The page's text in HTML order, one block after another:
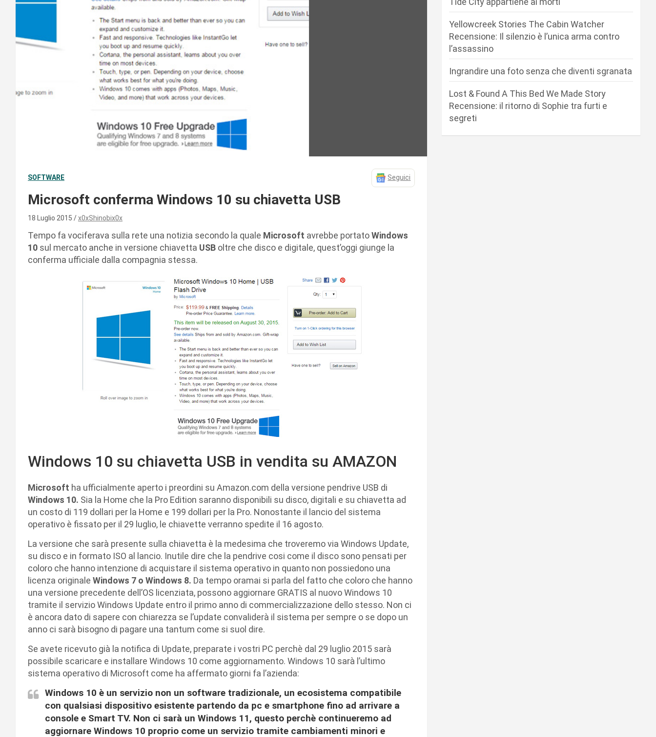
SOFTWARE Seguici
Microsoft conferma Windows 10 su chiavetta USB
18 Luglio 2015 x0xShinobix0x
Tempo fa vociferava sulla rete una notizia secondo la quale Microsoft avrebbe portatoWindows
10 sul mercato anche in versione chiavetta USB oltre che disco e digitale, quest’oggi giunge la
conferma ufficiale dalla compagnia stessa.
Windows 10 su chiavetta USB in vendita su AMAZON
Microsoft ha ufficialmente aperto i preordini su Amazon.com della versione pendrive USB di
Windows 10. Sia la Home che la Pro Edition saranno disponibili su disco, digitali e su chiavetta ad
un costo di 119 dollari per la Home e 199 dollari per la Pro. Nonostante il lancio del sistema
operativo è fissato per il 29 luglio, le chiavette verranno spedite il 16 agosto.
La versione che sarà presente sulla chiavetta è la medesima che troveremo via Windows Update,
su disco e in formato ISO al lancio. Inutile dire che la pendrive cosi come il disco sono pensati per
coloro che hanno intenzione di acquistare il sistema operativo in quanto non possiedono una
licenza originale Windows 7 o Windows 8. Da tempo oramai si parla del fatto che coloro che hanno
una versione precedente dell’OS licenziata, possono aggiornare GRATIS al nuovo Windows 10
tramite il servizio Windows Update entro il primo anno di commercializzazione dello stesso. Non ci
è ancora dato di sapere con chiarezza se l’update convaliderà il sistema per sempre o se dopo un
anno ci sarà bisogno di pagare una tantum come si suol dire.
Se avete ricevuto già la notifica di Update, preparate i vostri PC perchè dal 29 luglio 2015 sarà
possibile scaricare e installare Windows 10 come aggiornamento. Windows 10 sarà l’ultimo
sistema operativo di Microsoft come ha affermato giorni fa l’azienda:
Windows 10 è un servizio non un software tradizionale, un ecosistema compatibile
con qualsiasi dispositivo esistente partendo da pc e smartphone fino ad arrivare a
console e Smart TV. Non ci sarà un Windows 11, questo perchè continueremo ad
aggiornare Windows 10 proprio come un servizio tramite cambiamenti minori e
Yellowcreek Stories The Cabin Watcher
Recensione: Il silenzio è l’unica arma contro
l’assassino
Ingrandire una foto senza che diventi sgranata
Lost & Found A This Bed We Made Story
Recensione: il ritorno di Sophie tra furti e
segreti